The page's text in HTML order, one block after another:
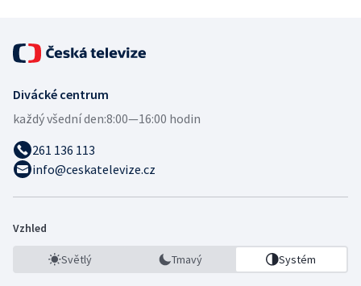
Divácké centrum
každý všední den:8:00—16:00 hodin
261 136 113
info@ceskatelevize.cz
Vzhled
Světlý Tmavý Systém